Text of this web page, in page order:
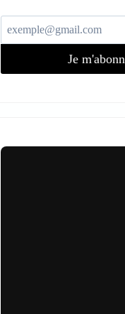
Je